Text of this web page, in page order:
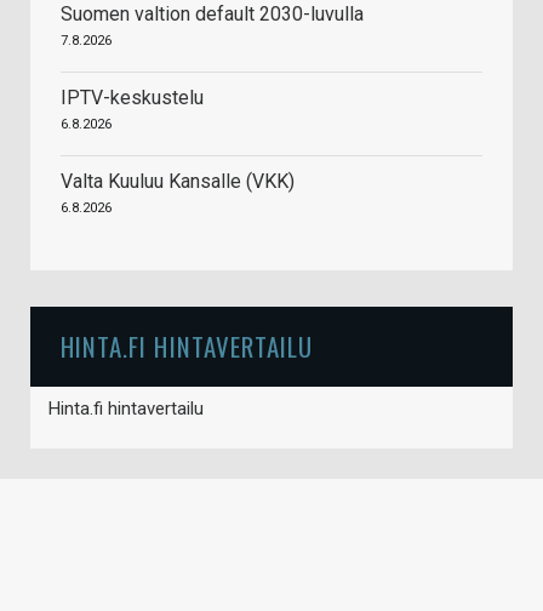
Suomen valtion default 2030-luvulla
7.8.2026
IPTV-keskustelu
6.8.2026
Valta Kuuluu Kansalle (VKK)
6.8.2026
HINTA.FI HINTAVERTAILU
Hinta.fi hintavertailu